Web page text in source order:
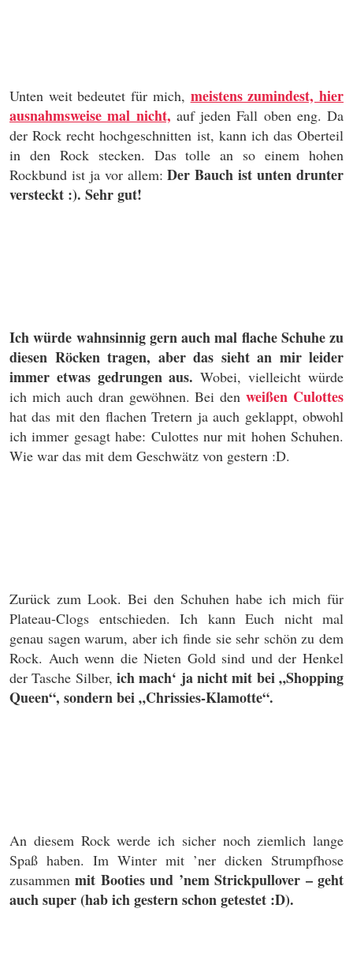
Unten weit bedeutet für mich, meistens zumindest, hier
ausnahmsweise mal nicht, auf jeden Fall oben eng. Da
der Rock recht hochgeschnitten ist, kann ich das Oberteil
in den Rock stecken. Das tolle an so einem hohen
Rockbund ist ja vor allem:Der Bauch ist unten drunter
versteckt :). Sehr gut!
Ich würde wahnsinnig gern auch mal flache Schuhe zu
diesen Röcken tragen, aber das sieht an mir leider
immer etwas gedrungen aus.Wobei, vielleicht würde
ich mich auch dran gewöhnen. Bei denweißen Culottes
hat das mit den flachen Tretern ja auch geklappt, obwohl
ich immer gesagt habe: Culottes nur mit hohen Schuhen.
Wie war das mit dem Geschwätz von gestern :D.
Zurück zum Look. Bei den Schuhen habe ich mich für
Plateau-Clogs entschieden. Ich kann Euch nicht mal
genau sagen warum, aber ich finde sie sehr schön zu dem
Rock. Auch wenn die Nieten Gold sind und der Henkel
der Tasche Silber, ich mach‘ ja nicht mit bei „Shopping
Queen“, sondern bei „Chrissies-Klamotte“.
An diesem Rock werde ich sicher noch ziemlich lange
Spaß haben. Im Winter mit ’ner dicken Strumpfhose
zusammenmit Booties und ’nem Strickpullover – geht
auch super (hab ich gestern schon getestet :D).